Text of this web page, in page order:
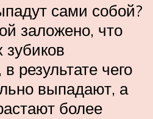
сами собой?
заложено, что
результате чего
выпадают, а
более